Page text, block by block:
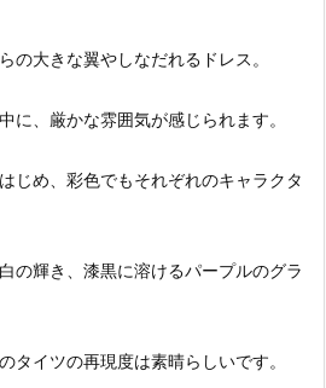
の大きな翼やしなだれるドレス。
に、厳かな雰囲気が感じられます。
じめ、彩色でもそれぞれのキャラクタ
の輝き、漆黒に溶けるパープルのグラ
タイツの再現度は素晴らしいです。